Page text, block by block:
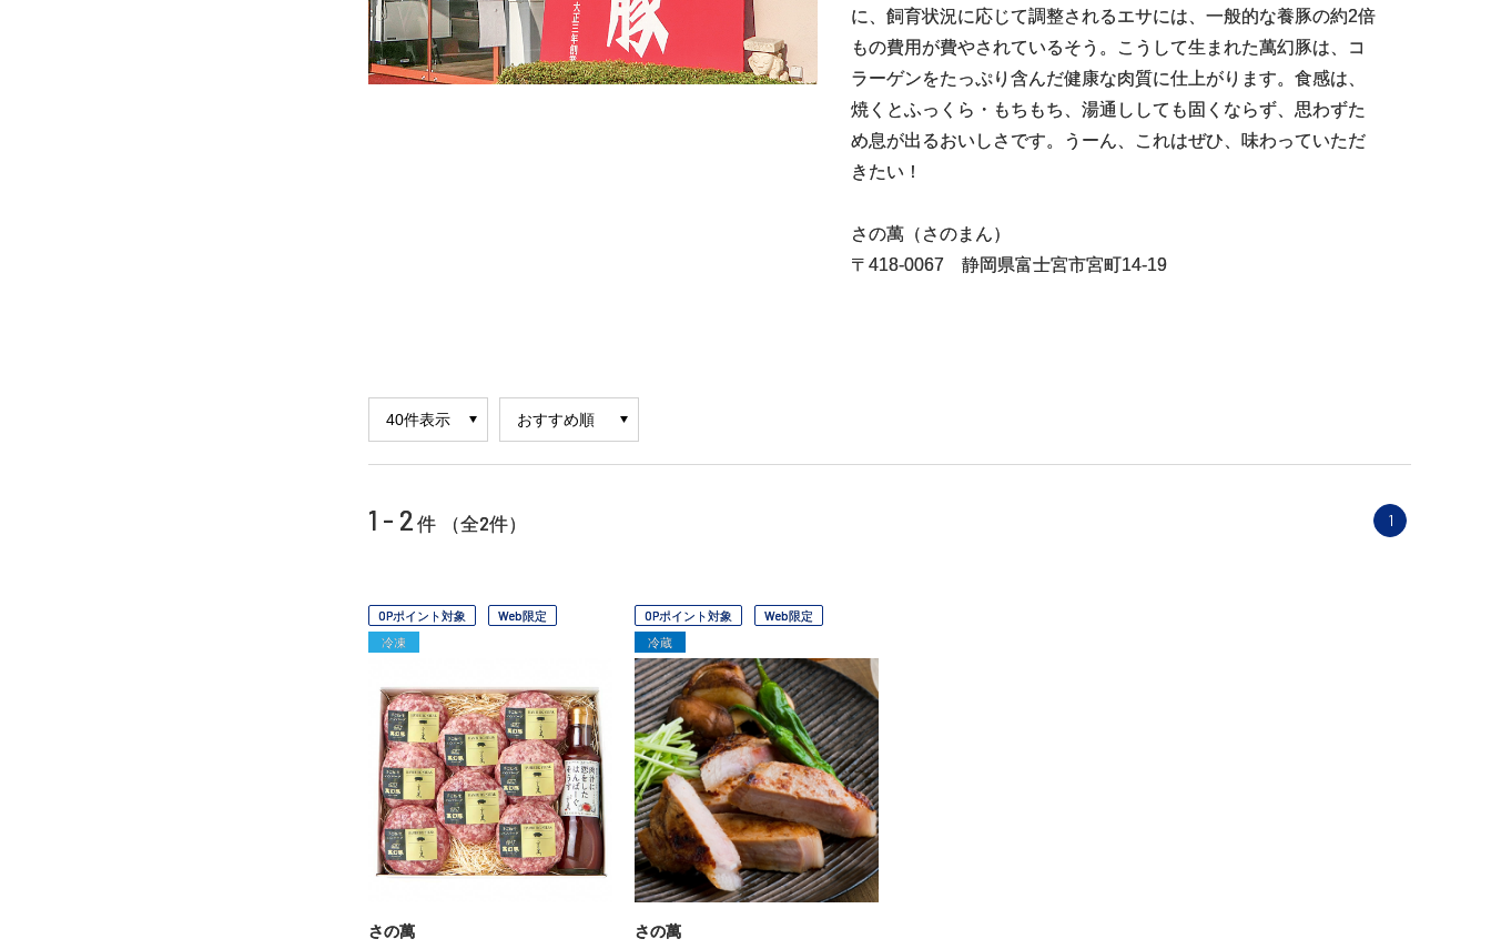
に、飼育状況に応じて調整されるエサには、一般的な養豚の約2倍
もの費用が費やされているそう。こうして生まれた萬幻豚は、コ
ラーゲンをたっぷり含んだ健康な肉質に仕上がります。食感は、
焼くとふっくら・もちもち、湯通ししても固くならず、思わずた
め息が出るおいしさです。うーん、これはぜひ、味わっていただ
きたい！
さの萬（さのまん）
〒418-0067 静岡県富士宮市宮町14-19
1 - 2 件 （全2件） 1
OPポイント対象
Web限定
冷凍
さの萬
OPポイント対象
Web限定
冷蔵
さの萬